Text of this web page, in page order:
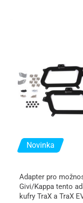
Novinka
Adapter pro
Givi/Kappa tento
kufry TraX a TraX